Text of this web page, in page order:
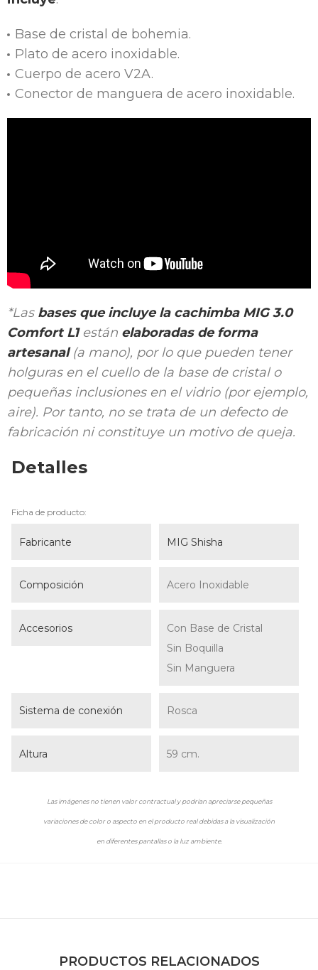
Base de cristal de bohemia.
Plato de acero inoxidable.
Cuerpo de acero V2A.
Conector de manguera de acero inoxidable.
*Las bases que incluye la cachimba MIG 3.0
Comfort L1 están elaboradas de forma
artesanal(a mano), por lo que pueden tener
holguras en el cuello de la base de cristal o
pequeñas inclusiones en el vidrio (por ejemplo,
aire). Por tanto, no se trata de un defecto de
fabricación ni constituye un motivo de queja.
Detalles
Ficha de producto:
Fabricante MIG Shisha
Composición Acero Inoxidable
Accesorios
Con Base de Cristal
Sin Boquilla
Sin Manguera
Sistema de conexión Rosca
Altura 59 cm.
Las imágenes no tienen valor contractual y podrían apreciarse pequeñas
variaciones de color o aspecto en el producto real debidas a la visualización
en diferentes pantallas o la luz ambiente.
PRODUCTOS RELACIONADOS